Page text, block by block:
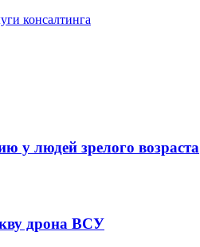
консалтинга
у людей зрелого возраста
дрона ВСУ